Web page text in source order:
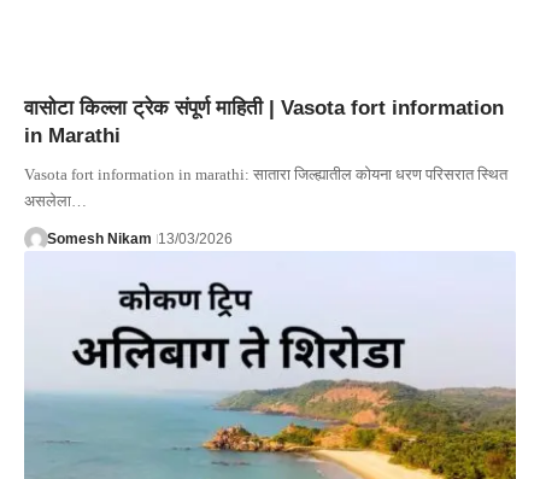
वासोटा किल्ला ट्रेक संपूर्ण माहिती | Vasota fort information
in Marathi
Vasota fort information in marathi: सातारा जिल्ह्यातील कोयना धरण परिसरात स्थित
असलेला…
Somesh Nikam 13/03/2026